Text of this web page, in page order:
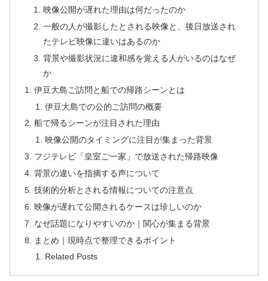
映像公開が遅れた理由は何だったのか
一般の人が撮影したとされる映像と、後日放送され
たテレビ映像に違いはあるのか
背景や撮影状況に違和感を覚える人がいるのはなぜ
か
伊豆大島ご訪問と船での帰路シーンとは
伊豆大島での公的ご訪問の概要
船で帰るシーンが注目された理由
映像公開のタイミングに注目が集まった背景
フジテレビ「皇室ご一家」で放送された帰路映像
背景の違いを指摘する声について
技術的分析とされる情報についての注意点
映像が遅れて公開されるケースは珍しいのか
なぜ話題になりやすいのか｜関心が集まる背景
まとめ｜現時点で整理できるポイント
Related Posts